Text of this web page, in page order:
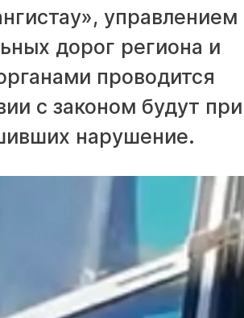
управлением
дорог региона и
проводится
с законом будут
нарушение.